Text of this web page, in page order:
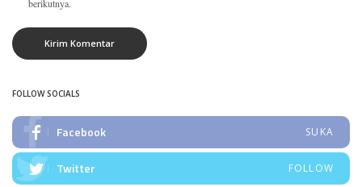
berikutnya.
FOLLOW SOCIALS
Facebook SUKA
Twitter FOLLOW